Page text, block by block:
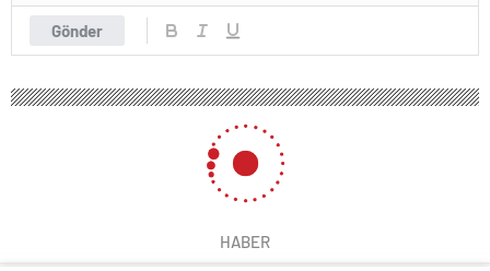
Gönder
HABER